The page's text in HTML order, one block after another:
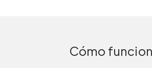
Cómo